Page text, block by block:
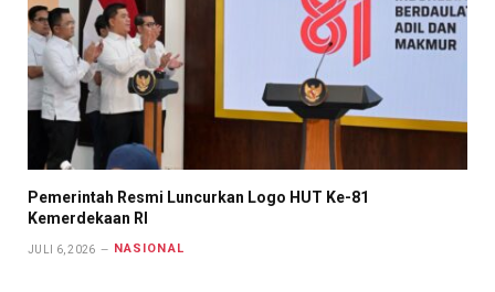
Pemerintah Resmi Luncurkan Logo HUT Ke-81
Kemerdekaan RI
JULI 6, 2026 NASIONAL